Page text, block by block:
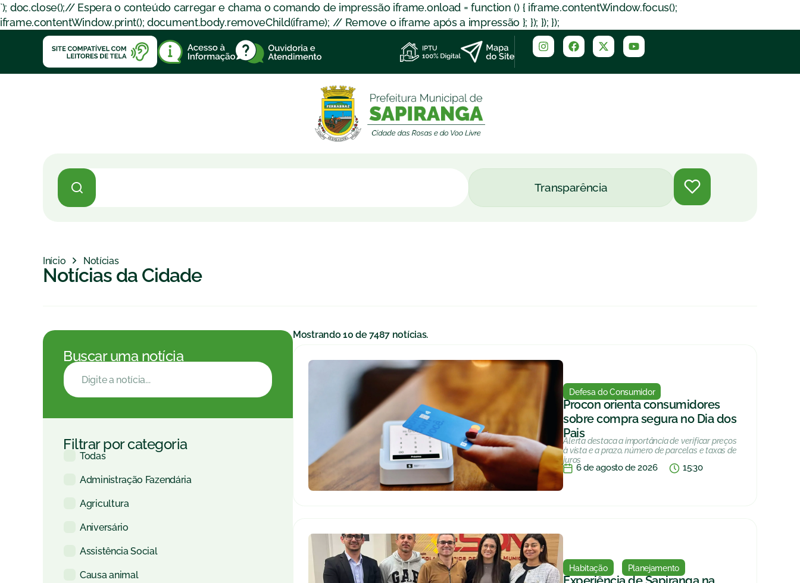
`); doc.close();// Espera o conteúdo carregar e chama o comando de impressão iframe.onload = function () { iframe.contentWindow.focus();
iframe.contentWindow.print(); document.body.removeChild(iframe); // Remove o iframe após a impressão }; }); }); });
Transparência
Início Notícias
Notícias da Cidade
Buscar uma notícia
Filtrar por categoria
Todas
Administração Fazendária
Agricultura
Aniversário
Assistência Social
Causa animal
Mostrando10 de7487 notícias.
Defesa do Consumidor
Procon orienta consumidores
sobre compra segura no Dia dos
Pais
Alerta destaca a importância de verificar preços
à vista e a prazo, número de parcelas e taxas de
juros
6 de agosto de 2026 15:30
Habitação Planejamento